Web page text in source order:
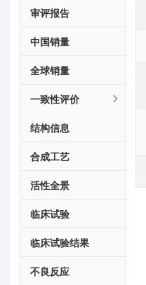
审评报告
中国销量
全球销量
一致性评价
结构信息
合成工艺
活性全景
临床试验
临床试验结果
不良反应